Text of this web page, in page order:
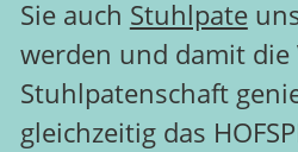
Sie auch Stuhlpate
werden und damit
Stuhlpatenschaft
gleichzeitig das